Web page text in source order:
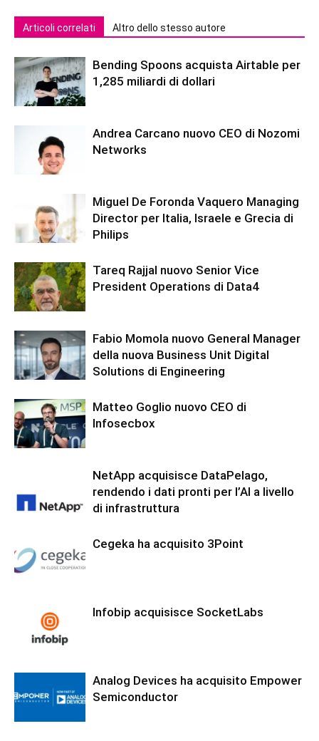
Articoli correlati Altro dello stesso autore
Bending Spoons acquista Airtable per
1,285 miliardi di dollari
Andrea Carcano nuovo CEO di Nozomi
Networks
Miguel De Foronda Vaquero Managing
Director per Italia, Israele e Grecia di
Philips
Tareq Rajjal nuovo Senior Vice
President Operations di Data4
Fabio Momola nuovo General Manager
della nuova Business Unit Digital
Solutions di Engineering
Matteo Goglio nuovo CEO di
Infosecbox
NetApp acquisisce DataPelago,
rendendo i dati pronti per l’AI a livello
di infrastruttura
Cegeka ha acquisito 3Point
Infobip acquisisce SocketLabs
Analog Devices ha acquisito Empower
Semiconductor